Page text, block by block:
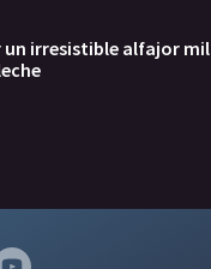
un irresistible alfajor mil